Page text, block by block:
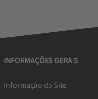
INFORMAÇÕES GERAIS
Informação do Site